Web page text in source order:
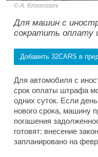
A. Krivonosov
Для машин с
сократить
Добавить 32CARS в
Для автомобиля с
срок оплаты штрафа
одних суток. Если
нового срока, машину
погашения
готовят: внесение
запланировано на